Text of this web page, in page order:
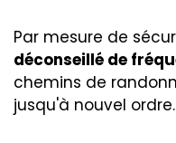
Par mesure de
déconseillé de
chemins de
jusqu'à nouvel ordre.